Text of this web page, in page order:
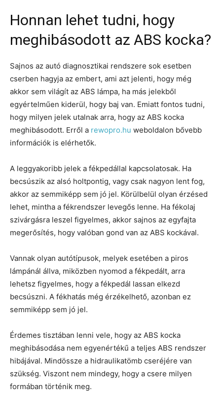
Honnan lehet tudni, hogy
meghibásodott az ABS kocka?
Sajnos az autó diagnosztikai rendszere sok esetben
cserben hagyja az embert, ami azt jelenti, hogy még
akkor sem világít az ABS lámpa, ha más jelekből
egyértelműen kiderül, hogy baj van. Emiatt fontos tudni,
hogy milyen jelek utalnak arra, hogy az ABS kocka
meghibásodott. Erről a rewopro.hu weboldalon bővebb
információk is elérhetők.
A leggyakoribb jelek a fékpedállal kapcsolatosak. Ha
becsúszik az alsó holtpontig, vagy csak nagyon lent fog,
akkor az semmiképp sem jó jel. Körülbelül olyan érzésed
lehet, mintha a fékrendszer levegős lenne. Ha fékolaj
szivárgásra leszel figyelmes, akkor sajnos az egyfajta
megerősítés, hogy valóban gond van az ABS kockával.
Vannak olyan autótípusok, melyek esetében a piros
lámpánál állva, miközben nyomod a fékpedált, arra
lehetsz figyelmes, hogy a fékpedál lassan elkezd
becsúszni. A fékhatás még érzékelhető, azonban ez
semmiképp sem jó jel.
Érdemes tisztában lenni vele, hogy az ABS kocka
meghibásodása nem egyenértékű a teljes ABS rendszer
hibájával. Mindössze a hidraulikatömb cseréjére van
szükség. Viszont nem mindegy, hogy a csere milyen
formában történik meg.